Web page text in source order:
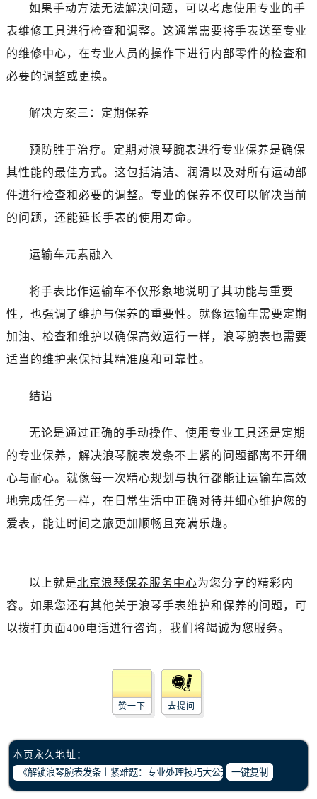
如果手动方法无法解决问题，可以考虑使用专业的手
表维修工具进行检查和调整。这通常需要将手表送至专业
的维修中心，在专业人员的操作下进行内部零件的检查和
必要的调整或更换。
解决方案三：定期保养
预防胜于治疗。定期对浪琴腕表进行专业保养是确保
其性能的最佳方式。这包括清洁、润滑以及对所有运动部
件进行检查和必要的调整。专业的保养不仅可以解决当前
的问题，还能延长手表的使用寿命。
运输车元素融入
将手表比作运输车不仅形象地说明了其功能与重要
性，也强调了维护与保养的重要性。就像运输车需要定期
加油、检查和维护以确保高效运行一样，浪琴腕表也需要
适当的维护来保持其精准度和可靠性。
结语
无论是通过正确的手动操作、使用专业工具还是定期
的专业保养，解决浪琴腕表发条不上紧的问题都离不开细
心与耐心。就像每一次精心规划与执行都能让运输车高效
地完成任务一样，在日常生活中正确对待并细心维护您的
爱表，能让时间之旅更加顺畅且充满乐趣。
以上就是北京浪琴保养服务中心为您分享的精彩内
容。如果您还有其他关于浪琴手表维护和保养的问题，可
以拨打页面400电话进行咨询，我们将竭诚为您服务。
赞一下 去提问
本页永久地址：
一键复制